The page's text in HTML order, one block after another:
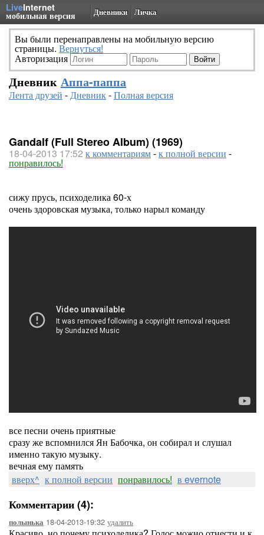
LiveInternet
мобильная версия Дневники Личка
Вы были перенаправлены на мобильную версию
страницы. Вернуться!
Авторизация
Дневник Аппа-паппа
Лента друзей -Дневник-Полная версия
Gandalf (Full Stereo Album) (1969)
18-04-2013 17:52 к комментариям-к полной версии -
понравилось!
сижу прусь, психоделика 60-х
очень здоровская музыка, только нарыл команду
все песни очень приятные
сразу же вспомнился Ян Бабочка, он собирал и слушал
именно такую музыку.
вечная ему память
вверх^ к полной версии понравилось! в evernote
Комментарии (4):
полынька 18-04-2013-19:32 удалить